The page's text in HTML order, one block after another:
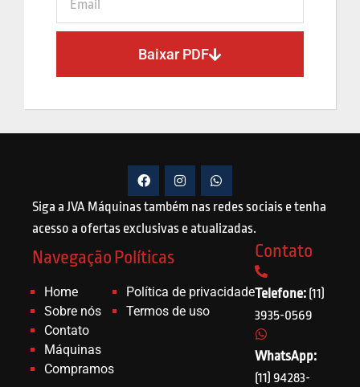
Baixar PDF
Siga a JVA Máquinas também nas redes sociais e tenha
acesso a ofertas exclusivas e atualizadas.
Navegação
Home
Sobre nós
Contato
Máquinas
Compramos
Políticas
Política de privacidade
Termos de uso
Contato
Telefone: (11)
3935-0569
WhatsApp:
(11) 94283-